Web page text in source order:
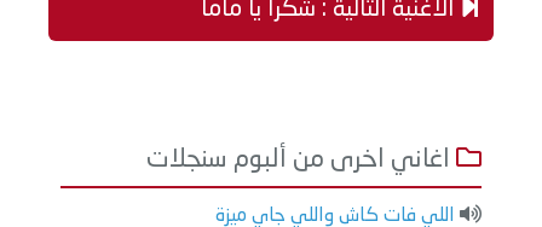
الاغنية التالية : شكرا يا ماما
اغاني اخرى من ألبوم سنجلات
اللي فات كاش واللي جاي ميزة